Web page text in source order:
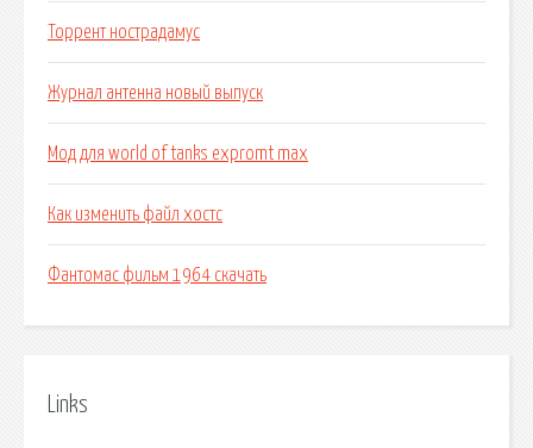
Торрент нострадамус
Журнал антенна новый выпуск
Мод для world of tanks expromt max
Как изменить файл хостс
Фантомас фильм 1964 скачать
Links